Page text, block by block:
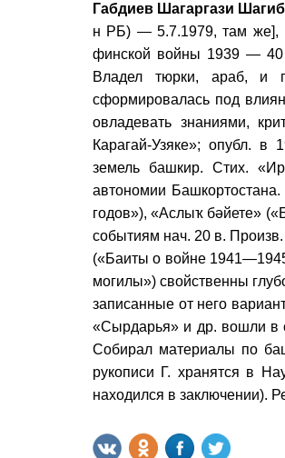
Габдиев Шагаргази
н РБ) — 5.7.1979, там же],
финской войны 1939 — 40
Владел тюрки, араб, и
сформировалась под
овладевать знаниями,
Карагай-Узяке»; опубл.
земель башкир. Стих.
автономии
годов»), «Аслыҡ бәйете»
событиям нач. 20 в.
(«Баиты о войне
могилы») свойственны
записанные от него
«Сырдарья» и др. вошли в
Собирал материалы по
рукописи Г. хранятся в
находился в заключении).